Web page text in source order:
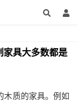
家具大多数都是
木质的家具。例如